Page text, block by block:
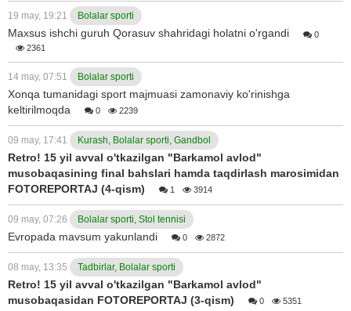
19 may, 19:21 Bolalar sporti
Maxsus ishchi guruh Qorasuv shahridagi holatni o'rgandi
0
2361
14 may, 07:51 Bolalar sporti
Xonqa tumanidagi sport majmuasi zamonaviy ko'rinishga
keltirilmoqda
0 2239
09 may, 17:41 Kurash, Bolalar sporti, Gandbol
Retro! 15 yil avval o'tkazilgan "Barkamol avlod"
musobaqasining final bahslari hamda taqdirlash marosimidan
FOTOREPORTAJ (4-qism)
1 3914
09 may, 07:26 Bolalar sporti, Stol tennisi
Evropada mavsum yakunlandi 0 2872
08 may, 13:35 Tadbirlar, Bolalar sporti
Retro! 15 yil avval o'tkazilgan "Barkamol avlod"
musobaqasidan FOTOREPORTAJ (3-qism)
0 5351